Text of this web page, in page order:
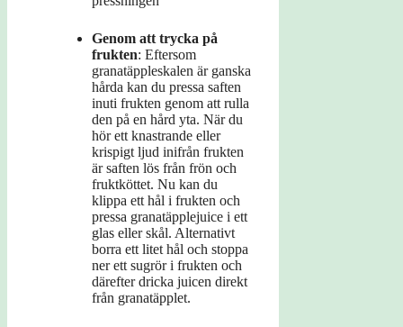
Genom att trycka på
frukten: Eftersom
granatäppleskalen är ganska
hårda kan du pressa saften
inuti frukten genom att rulla
den på en hård yta. När du
hör ett knastrande eller
krispigt ljud inifrån frukten
är saften lös från frön och
fruktköttet. Nu kan du
klippa ett hål i frukten och
pressa granatäpplejuice i ett
glas eller skål. Alternativt
borra ett litet hål och stoppa
ner ett sugrör i frukten och
därefter dricka juicen direkt
från granatäpplet.